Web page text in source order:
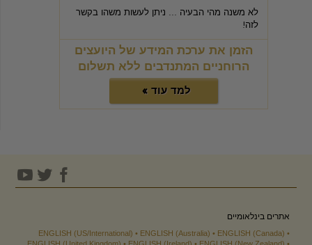
לא משנה מהי הבעיה ... ניתן לעשות משהו בקשר
לזה!
הזמן את ערכת המידע של היועצים
הרוחניים המתנדבים ללא תשלום
למד עוד »
אתרים בינלאומיים
ENGLISH (US/International) ENGLISH (Australia)
ENGLISH (Canada)